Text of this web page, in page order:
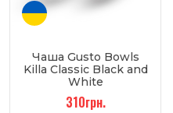
Чаша Gusto Bowls
Killa Classic Black and
White
310грн.